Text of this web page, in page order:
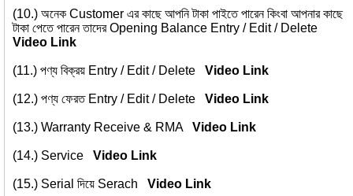
(10.) অনেক Customer এর কাছে আপনি টাকা পাইতে পারেন কিংবা আপনার কাছে
টাকা পেতে পারেন তাদের Opening Balance Entry / Edit / Delete
Video Link
(11.) পণ্য বিক্রয় Entry / Edit / Delete Video Link
(12.) পণ্য ফেরত Entry / Edit / Delete Video Link
(13.) Warranty Receive & RMA Video Link
(14.) Service Video Link
(15.) Serial দিয়ে Serach Video Link